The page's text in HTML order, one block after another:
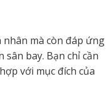
nhân mà còn đáp ứng
bay. Bạn chỉ cần
với mục đích của